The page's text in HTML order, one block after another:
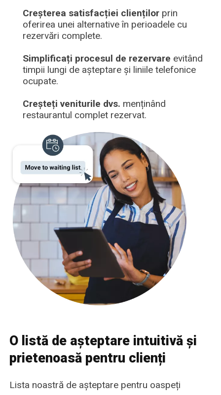
Creșterea satisfacției clienților prin
oferirea unei alternative în perioadele cu
rezervări complete.
Simplificați procesul de rezervare evitând
timpii lungi de așteptare și liniile telefonice
ocupate.
Creșteți veniturile dvs. menținând
restaurantul complet rezervat.
O listă de așteptare intuitivă și
prietenoasă pentru clienți
Lista noastră de așteptare pentru oaspeți